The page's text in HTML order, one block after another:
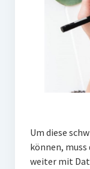
Um diese
können,
weiter mit